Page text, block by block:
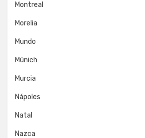
Montreal
Morelia
Mundo
Múnich
Murcia
Nápoles
Natal
Nazca